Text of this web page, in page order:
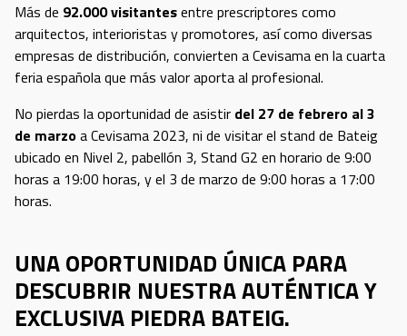
Más de 92.000 visitantesentre prescriptores como
arquitectos, interioristas y promotores, así como diversas
empresas de distribución, convierten a Cevisama en la cuarta
feria española que más valor aporta al profesional.
No pierdas la oportunidad de asistir del 27 de febrero al 3
de marzoa Cevisama 2023, ni de visitar el stand de Bateig
ubicado en Nivel 2, pabellón 3, Stand G2 en horario de 9:00
horas a 19:00 horas, y el 3 de marzo de 9:00 horas a 17:00
horas.
UNA OPORTUNIDAD ÚNICA PARA
DESCUBRIR NUESTRA AUTÉNTICA Y
EXCLUSIVA PIEDRA BATEIG.